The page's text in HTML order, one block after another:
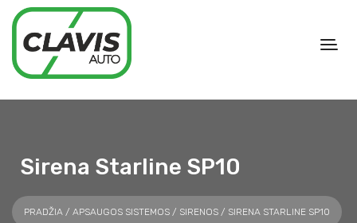
Sirena Starline SP10
PRADŽIA / APSAUGOS SISTEMOS / SIRENOS / SIRENA STARLINE SP10